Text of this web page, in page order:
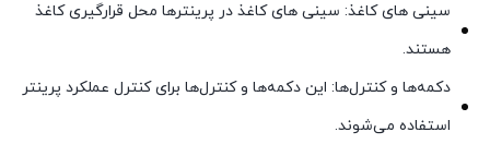
سینی های کاغذ: سینی های کاغذ در پرینترها محل قرارگیری کاغذ
هستند.
دکمه‌ها و کنترل‌ها: این دکمه‌ها و کنترل‌ها برای کنترل عملکرد پرینتر
استفاده می‌شوند.